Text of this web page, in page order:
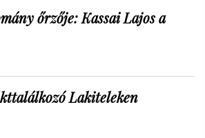
őrzője: Kassai Lajos a
Lakiteleken